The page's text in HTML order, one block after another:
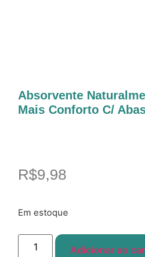
Absorvente
Mais Conforto C/
R$9,98
Em estoque
Adicionar ao